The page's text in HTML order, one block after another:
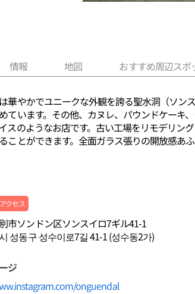
情報 地図 おすすめ周辺スポ
華やかでユニークな外観を誇る聖水洞（ソン
ています。その他、カヌレ、パウンドケーキ
スのようなお店です。古い工場をリモデリン
ことができます。全面ガラス張りの開放感あ
アクセス
市ソンドン区ソンスイロ7ギル41-1
성동구 성수이로7길 41-1 (성수동2가)
ジ
onguendal